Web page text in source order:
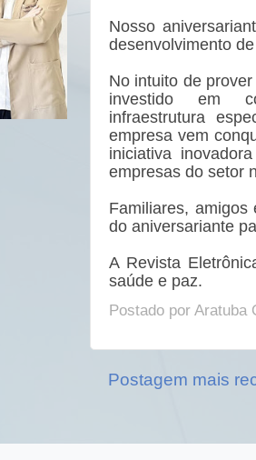
Nosso
desenvolvimento
No intuito de
investido em
infraestrutura
empresa vem
iniciativa
empresas do setor
Familiares, amigos
do aniversariante
A Revista
saúde e paz.
Postado por Aratuba
Postagem mais